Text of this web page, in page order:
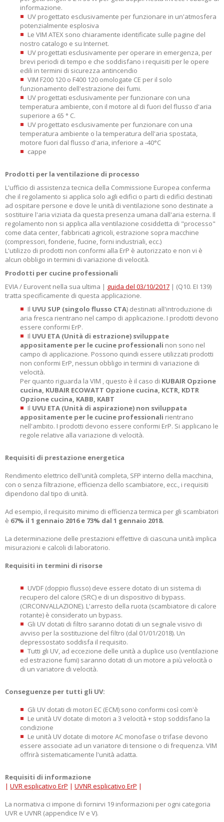
informazione.
UV progettato esclusivamente per funzionare in un'atmosfera
potenzialmente esplosiva
Le VIM ATEX sono chiaramente identificate sulle pagine del
nostro catalogo e su Internet.
UV progettati esclusivamente per operare in emergenza, per
brevi periodi di tempo e che soddisfano i requisiti per le opere
edili in termini di sicurezza antincendio
VIM F200 120 o F400 120 omologate CE per il solo
funzionamento dell'estrazione dei fumi.
UV progettati esclusivamente per funzionare con una
temperatura ambiente, con il motore al di fuori del flusso d'aria
superiore a 65 ° C.
UV progettato esclusivamente per funzionare con una
temperatura ambiente o la temperatura dell'aria spostata,
motore fuori dal flusso d'aria, inferiore a -40°C
cappe
Prodotti per la ventilazione di processo
L'ufficio di assistenza tecnica della Commissione Europea conferma
che il regolamento si applica solo agli edifici o parti di edifici destinati
ad ospitare persone e dove le unità di ventilazione sono destinate a
sostituire l'aria viziata da questa presenza umana dall'aria esterna. Il
regolamento non si applica alla ventilazione cosiddetta di "processo"
come data center, fabbricati agricoli, estrazione sopra macchine
(compressori, fonderie, fucine, forni industriali, ecc.)
L'utilizzo di prodotti non conformi alla ErP è autorizzato e non vi è
alcun obbligo in termini di variazione di velocità.
Prodotti per cucine professionali
EVIA / Eurovent nella sua ultima | guida del 03/10/2017 | (Q10. EI 139)
tratta specificamente di questa applicazione.
Il UVU SUP (singolo flusso CTA) destinati all'introduzione di
aria fresca rientrano nel campo di applicazione. I prodotti devono
essere conformi ErP.
Il UVU ETA (Unità di estrazione) sviluppate
appositamente per le cucine professionali non sono nel
campo di applicazione. Possono quindi essere utilizzati prodotti
non conformi ErP, nessun obbligo in termini di variazione di
velocità.
Per quanto riguarda la VIM , questo è il caso di KUBAIR Opzione
cucina, KUBAIR ECOWATT Opzione cucina, KCTR, KDTR
Opzione cucina, KABB, KABT
Il UVU ETA (Unità di aspirazione) non sviluppata
appositamente per le cucine professionali rientrano
nell'ambito. I prodotti devono essere conformi ErP. Si applicano le
regole relative alla variazione di velocità.
Requisiti di prestazione energetica
Rendimento elettrico dell'unità completa, SFP interno della macchina,
con o senza filtrazione, efficienza dello scambiatore, ecc., i requisiti
dipendono dal tipo di unità.
Ad esempio, il requisito minimo di efficienza termica per gli scambiatori
è 67% il 1 gennaio 2016 e 73% dal 1 gennaio 2018.
La determinazione delle prestazioni effettive di ciascuna unità implica
misurazioni e calcoli di laboratorio.
Requisiti in termini di risorse
UVDF (doppio flusso) deve essere dotato di un sistema di
recupero del calore (SRC) e di un dispositivo di bypass.
(CIRCONVALLAZIONE). L'arresto della ruota (scambiatore di calore
rotante) è considerato un bypass.
Gli UV dotati di filtro saranno dotati di un segnale visivo di
avviso per la sostituzione del filtro (dal 01/01/2018). Un
depressostato soddisfa il requisito.
Tutti gli UV, ad eccezione delle unità a duplice uso (ventilazione
ed estrazione fumi) saranno dotati di un motore a più velocità o
di un variatore di velocità.
Conseguenze per tutti gli UV:
Gli UV dotati di motori EC (ECM) sono conformi così com'è
Le unità UV dotate di motori a 3 velocità + stop soddisfano la
condizione
Le unità UV dotate di motore AC monofase o trifase devono
essere associate ad un variatore di tensione o di frequenza. VIM
offrirà sistematicamente l'unità adatta.
Requisiti di informazione
| UVR esplicativo ErP | UVNR esplicativo ErP |
La normativa ci impone di fornirvi 19 informazioni per ogni categoria
UVR e UVNR (appendice IV e V).